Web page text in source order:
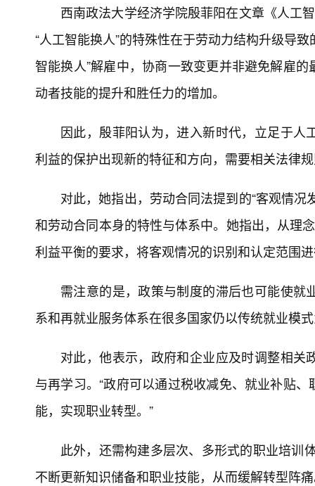
西南政法大学经济学院殷菲阳在文章《人工
“人工智能换人”的特殊性在于劳动力结构升级导
智能换人”解雇中，协商一致变更并非避免解雇
动者技能的提升和胜任力的增加。
因此，殷菲阳认为，进入新时代，立足于
利益的保护出现新的特征和方向，需要相关法律
对此，她指出，劳动合同法提到的“客观情
和劳动合同本身的特性与体系中。她指出，从理
利益平衡的要求，将客观情况的识别和认定范围
需注意的是，政策与制度的滞后也可能使
系和再就业服务体系在很多国家仍以传统就业模
对此，他表示，政府和企业应及时调整相
与再学习。“政府可以通过税收减免、就业补贴
能，实现职业转型。”
此外，还需构建多层次、多形式的职业培训
不断更新知识储备和职业技能，从而缓解转型阵